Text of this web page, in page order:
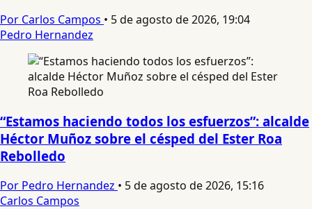
Por Carlos Campos • 5 de agosto de 2026, 19:04
Pedro Hernandez
“Estamos haciendo todos los esfuerzos”: alcalde
Héctor Muñoz sobre el césped del Ester Roa
Rebolledo
Por Pedro Hernandez • 5 de agosto de 2026, 15:16
Carlos Campos